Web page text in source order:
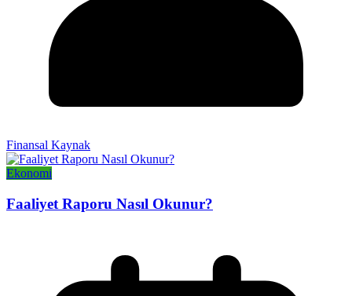
Finansal Kaynak
Ekonomi
Faaliyet Raporu Nasıl Okunur?